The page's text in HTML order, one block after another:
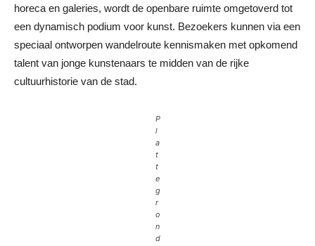
horeca en galeries, wordt de openbare ruimte omgetoverd tot
een dynamisch podium voor kunst. Bezoekers kunnen via een
speciaal ontworpen wandelroute kennismaken met opkomend
talent van jonge kunstenaars te midden van de rijke
cultuurhistorie van de stad.
P
l
a
t
t
e
g
r
o
n
d